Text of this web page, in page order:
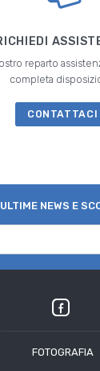
reparto
completa
CONTATTACI
NEWS E
FOTOGRAFIA